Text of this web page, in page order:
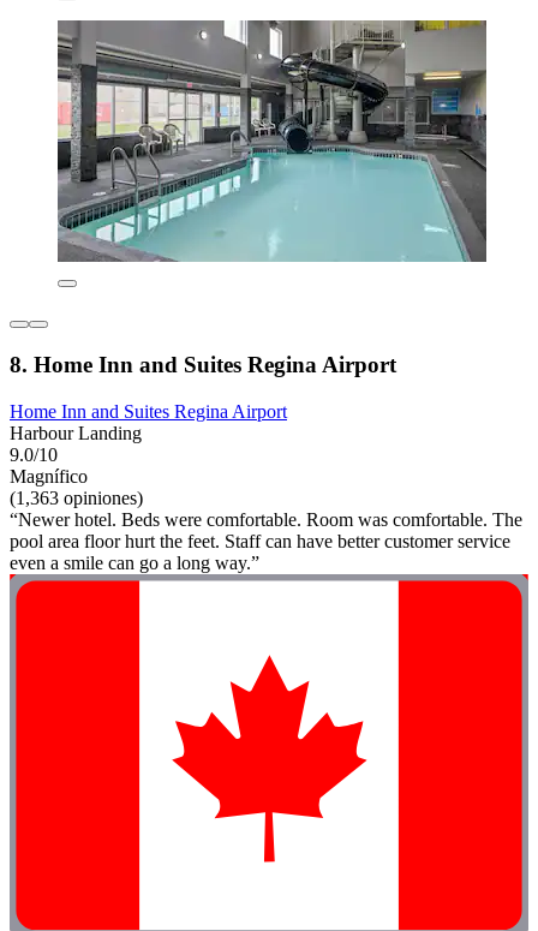
8. Home Inn and Suites Regina Airport
Home Inn and Suites Regina Airport
Harbour Landing
9.0/10
Magnífico
(1,363 opiniones)
“Newer hotel. Beds were comfortable. Room was comfortable. The
pool area floor hurt the feet. Staff can have better customer service
even a smile can go a long way.”